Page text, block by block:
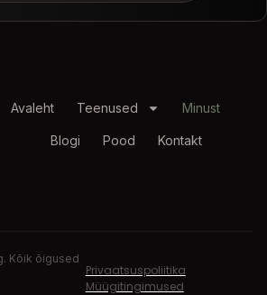
Avaleht Teenused Minust
Blogi Pood Kontakt
Kõik õigused
Privaatsuspoliitika
Müügitingimused